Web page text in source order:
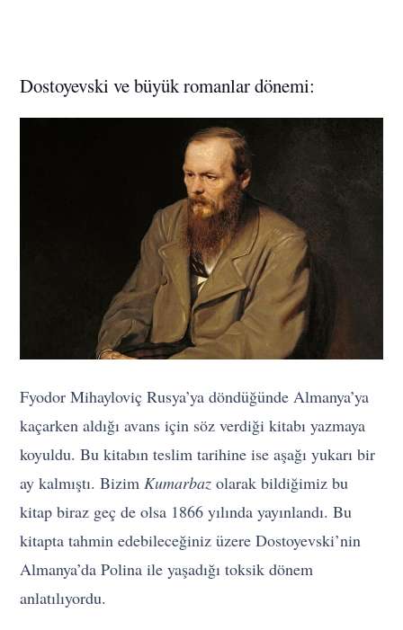
Dostoyevski ve büyük romanlar dönemi:
Fyodor Mihayloviç Rusya’ya döndüğünde Almanya’ya
kaçarken aldığı avans için söz verdiği kitabı yazmaya
koyuldu. Bu kitabın teslim tarihine ise aşağı yukarı bir
ay kalmıştı. Bizim Kumarbaz olarak bildiğimiz bu
kitap biraz geç de olsa 1866 yılında yayınlandı. Bu
kitapta tahmin edebileceğiniz üzere Dostoyevski’nin
Almanya’da Polina ile yaşadığı toksik dönem
anlatılıyordu.